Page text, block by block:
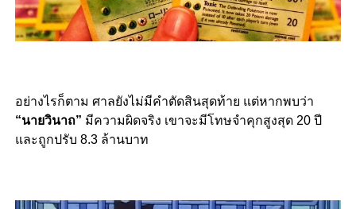
อย่างไรก็ตาม ศาลยังไม่มีคำตัดสินสุดท้าย แต่หากพบว่า
“นายวินาถ” มีความผิดจริง เขาจะมีโทษจำคุกสูงสุด 20 ปี
และถูกปรับ 8.3 ล้านบาท